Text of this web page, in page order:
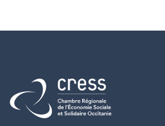
Retour à l'accueil